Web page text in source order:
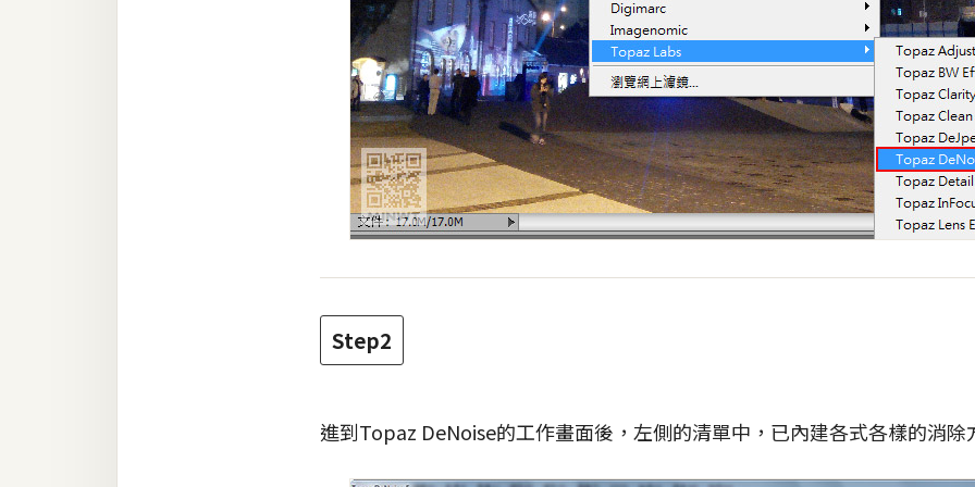
Step2
進到Topaz DeNoise的工作畫面後，左側的清單中，已內建各式各樣的消除